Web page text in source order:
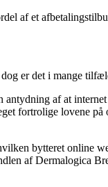
af et
er det i mange
af at
fortrolige lovene på
bytteret online
af Dermalogica